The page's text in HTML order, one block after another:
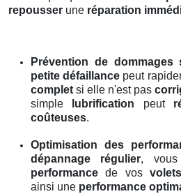
repousser une réparation
Prévention de dommages
petite défaillance peut
complet si elle n'est pas
simple
lubrification peut
coûteuses.
Optimisation des
dépannage régulier,
performance de vos
ainsi une performance